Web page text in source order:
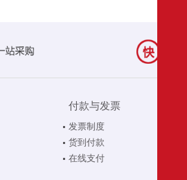
付款与发票
发票制度
货到付款
在线支付